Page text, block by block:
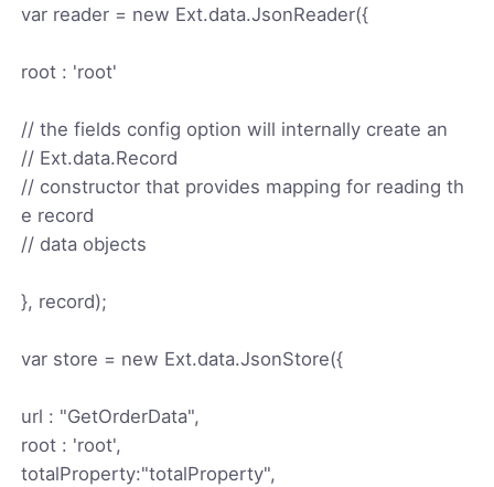
var reader = new Ext.data.JsonReader({
root : 'root'
// the fields config option will internally create an
// Ext.data.Record
// constructor that provides mapping for reading th
e record
// data objects
}, record);
var store = new Ext.data.JsonStore({
url : "GetOrderData",
root : 'root',
totalProperty:"totalProperty",